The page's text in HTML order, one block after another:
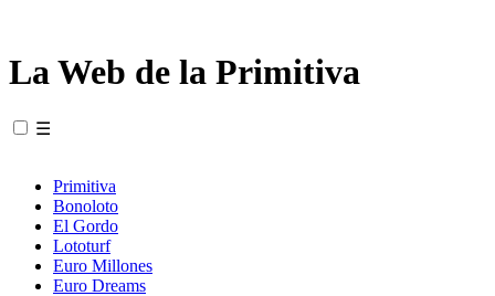
La Web de la Primitiva
☰
Primitiva
Bonoloto
El Gordo
Lototurf
Euro Millones
Euro Dreams